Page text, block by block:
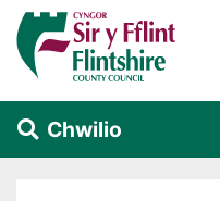
Neidio i'r prif gynnwys
Chwilio